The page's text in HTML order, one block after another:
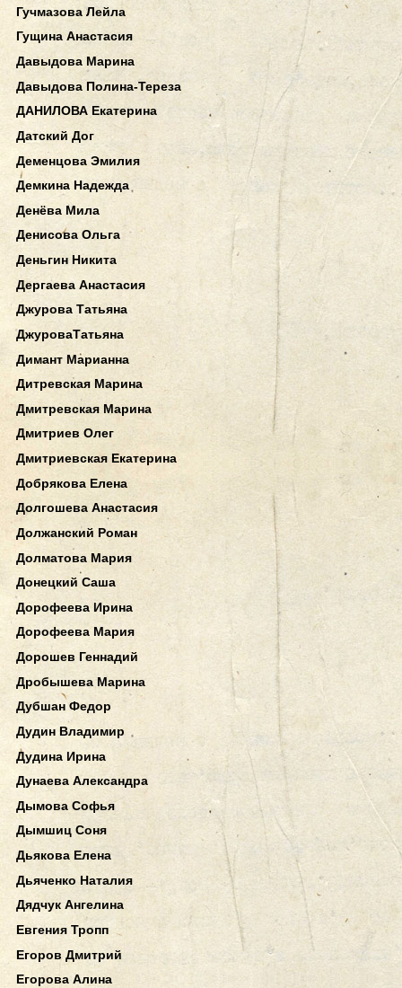
Гучмазова Лейла
Гущина Анастасия
Давыдова Марина
Давыдова Полина-Тереза
ДАНИЛОВА Екатерина
Датский Дог
Деменцова Эмилия
Демкина Надежда
Денёва Мила
Денисова Ольга
Деньгин Никита
Дергаева Анастасия
Джурова Татьяна
ДжуроваТатьяна
Димант Марианна
Дитревская Марина
Дмитревская Марина
Дмитриев Олег
Дмитриевская Екатерина
Добрякова Елена
Долгошева Анастасия
Должанский Роман
Долматова Мария
Донецкий Саша
Дорофеева Ирина
Дорофеева Мария
Дорошев Геннадий
Дробышева Марина
Дубшан Федор
Дудин Владимир
Дудина Ирина
Дунаева Александра
Дымова Софья
Дымшиц Соня
Дьякова Елена
Дьяченко Наталия
Дядчук Ангелина
Евгения Тропп
Егоров Дмитрий
Егорова Алина